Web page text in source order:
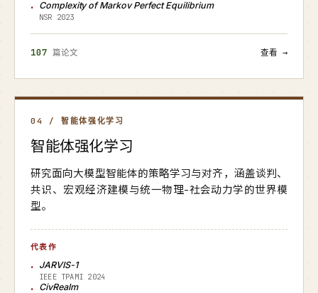
Complexity of Markov Perfect Equilibrium
NSR 2023
107 篇论文 查看 →
04 / 智能体强化学习
智能体强化学习
研究面向大模型智能体的策略学习与对齐，涵盖谈判、
共识、宏观经济建模与统一物理-社会动力学的世界模
型。
代表作
JARVIS-1
IEEE TPAMI 2024
CivRealm